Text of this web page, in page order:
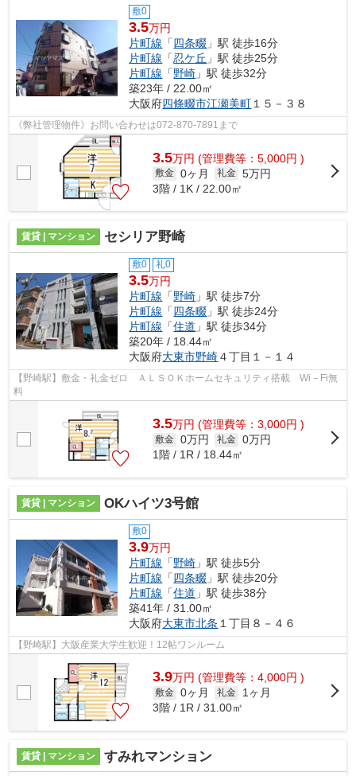
敷0
3.5万円
片町線 「四条畷 」駅 徒歩16分
片町線 「忍ケ丘 」駅 徒歩25分
片町線 「野崎 」駅 徒歩32分
築23年 / 22.00㎡
大阪府四條畷市江瀬美町 １５－３８
《弊社管理物件》お問い合わせは072-870-7891まで
3.5万円 (管理費等：5,000円 )
敷金 0ヶ月 礼金 5万円
3階 / 1K / 22.00㎡
賃貸 | マンション セシリア野崎
敷0 礼0
3.5万円
片町線 「野崎 」駅 徒歩7分
片町線 「四条畷 」駅 徒歩24分
片町線 「住道 」駅 徒歩34分
築20年 / 18.44㎡
大阪府大東市野崎４丁目１－１４
【野崎駅】敷金・礼金ゼロ ＡＬＳＯＫホームセキュリティ搭載 Wi－Fi無
料
3.5万円 (管理費等：3,000円 )
敷金 0万円 礼金 0万円
1階 / 1R / 18.44㎡
賃貸 | マンション OKハイツ3号館
敷0
3.9万円
片町線 「野崎 」駅 徒歩5分
片町線 「四条畷 」駅 徒歩20分
片町線 「住道 」駅 徒歩38分
築41年 / 31.00㎡
大阪府大東市北条 １丁目８－４６
【野崎駅】大阪産業大学生歓迎！12帖ワンルーム
3.9万円 (管理費等：4,000円 )
敷金 0ヶ月 礼金
1ヶ月
3階 / 1R / 31.00㎡
賃貸 | マンション すみれマンション